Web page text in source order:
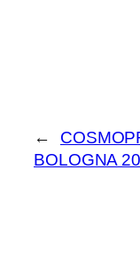
←
BOLOGNA